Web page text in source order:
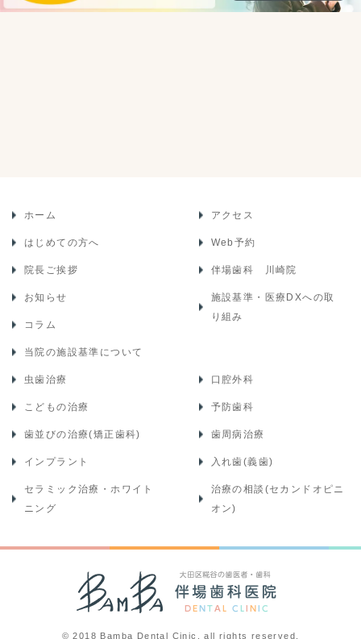
ホーム
はじめての方へ
院長ご挨拶
お知らせ
コラム
当院の施設基準について
アクセス
Web予約
伴場歯科 川崎院
施設基準・医療DXへの取
り組み
虫歯治療
こどもの治療
歯並びの治療(矯正歯科)
インプラント
セラミック治療・ホワイト
ニング
口腔外科
予防歯科
歯周病治療
入れ歯(義歯)
治療の相談(セカンドオピニ
オン)
© 2018 Bamba Dental Cinic. all rights reserved.